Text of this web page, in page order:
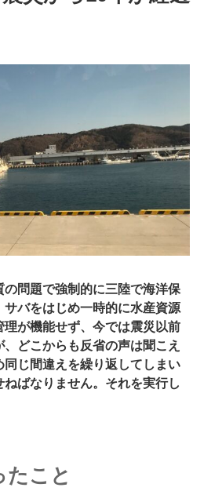
問題で強制的に三陸で海洋保
バをはじめ一時的に水産資源
が機能せず、今では震災以前
どこからも反省の声は聞こえ
じ間違えを繰り返してしまい
ばなりません。それを実行し
たこと